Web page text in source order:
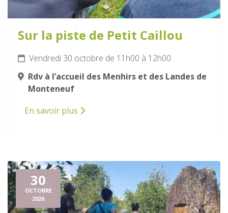
Sur la piste de Petit Caillou
Vendredi 30 octobre de 11h00 à 12h00
Rdv à l’accueil des Menhirs et des Landes de
Monteneuf
En savoir plus
30
OCTOBRE
2026